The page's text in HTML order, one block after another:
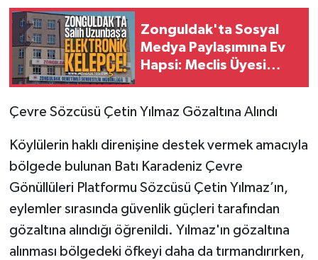
Zonguldak'ta Sosyal
Medya Paylaşımına Ev
Hapsi: Meclis Üyesi
Takıldı!
​Çevre Sözcüsü Çetin Yılmaz Gözaltına Alındı
​Köylülerin haklı direnişine destek vermek amacıyla
bölgede bulunan Batı Karadeniz Çevre
Gönüllüleri Platformu Sözcüsü Çetin Yılmaz’ın,
eylemler sırasında güvenlik güçleri tarafından
gözaltına alındığı öğrenildi. Yılmaz'ın gözaltına
alınması bölgedeki öfkeyi daha da tırmandırırken,